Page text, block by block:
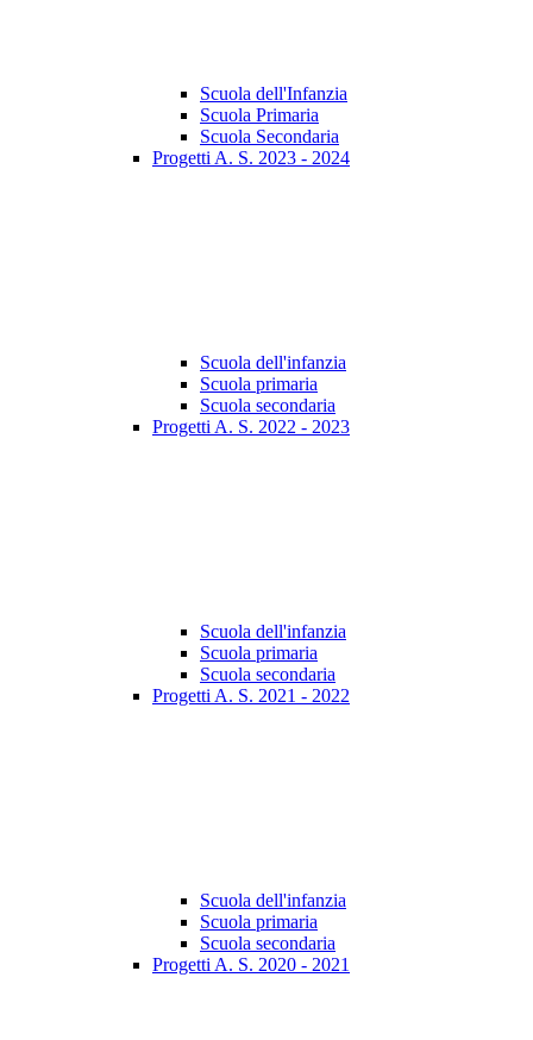
Scuola dell'Infanzia
Scuola Primaria
Scuola Secondaria
Progetti A. S. 2023 - 2024
Scuola dell'infanzia
Scuola primaria
Scuola secondaria
Progetti A. S. 2022 - 2023
Scuola dell'infanzia
Scuola primaria
Scuola secondaria
Progetti A. S. 2021 - 2022
Scuola dell'infanzia
Scuola primaria
Scuola secondaria
Progetti A. S. 2020 - 2021